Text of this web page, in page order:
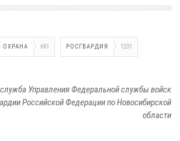
ОХРАНА 691 РОСГВАРДИЯ 1231
Управления Федеральной службы войск
Российской Федерации по Новосибирской
области